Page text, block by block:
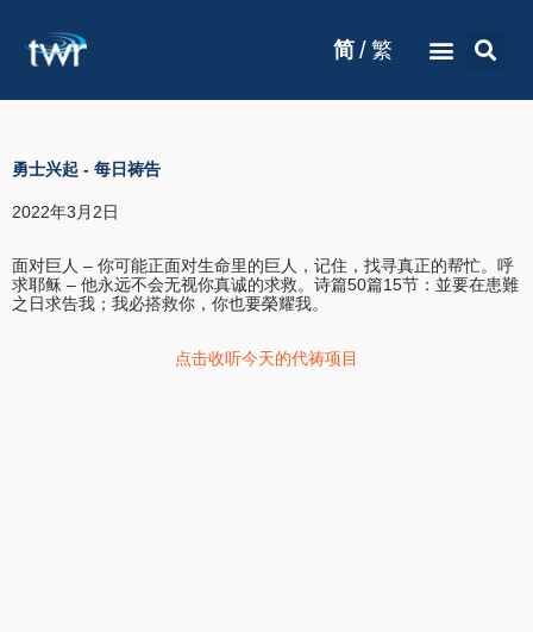
简 / 繁
勇士兴起 - 每日祷告
2022年3月2日
面对巨人 – 你可能正面对生命里的巨人，记住，找寻真正的帮忙。呼
求耶稣 – 他永远不会无视你真诚的求救。诗篇50篇15节：並要在患難
之日求告我；我必搭救你，你也要榮耀我。
点击收听今天的代祷项目